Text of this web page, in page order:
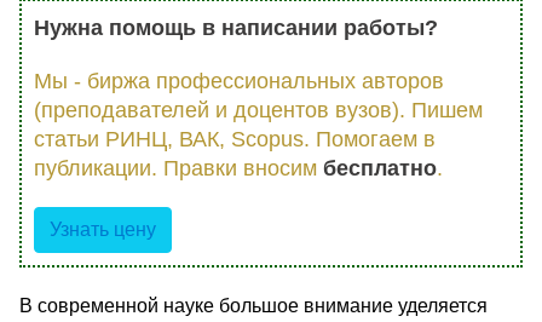
Нужна помощь в написании работы?
Мы - биржа профессиональных авторов
(преподавателей и доцентов вузов). Пишем
статьи РИНЦ, ВАК, Scopus. Помогаем в
публикации. Правки вносим бесплатно.
Узнать цену
В современной науке большое внимание уделяется